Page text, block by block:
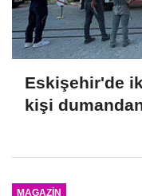
Eskişehir'de
kişi
MAGAZIN